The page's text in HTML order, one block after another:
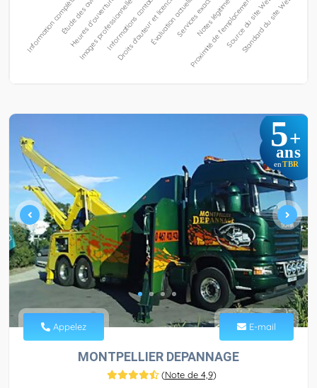
5+
ans
en TBR
Appelez E-mail
MONTPELLIER DEPANNAGE
(Note de 4,9)